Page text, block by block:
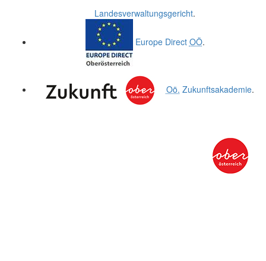
Landesverwaltungsgericht.
Europe Direct OÖ.
Oö. Zukunftsakademie.